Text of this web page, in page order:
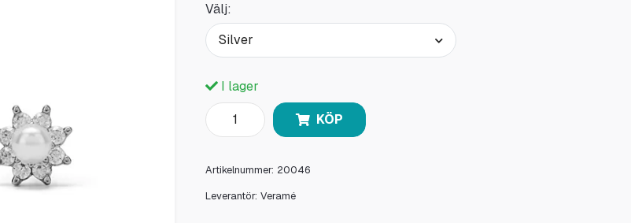
Välj:
Silver
I lager
KÖP
Artikelnummer: 20046
Leverantör: Veramé